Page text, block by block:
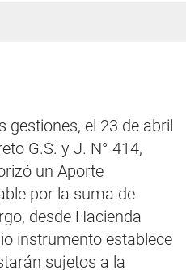
gestiones, el 23 de abril
G.S. y J. N° 414,
un Aporte
por la suma de
desde Hacienda
instrumento establece
sujetos a la